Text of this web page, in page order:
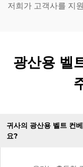
저희가 고객사를 지
광산용 벨
귀사의 광산용 벨트 컨
요?